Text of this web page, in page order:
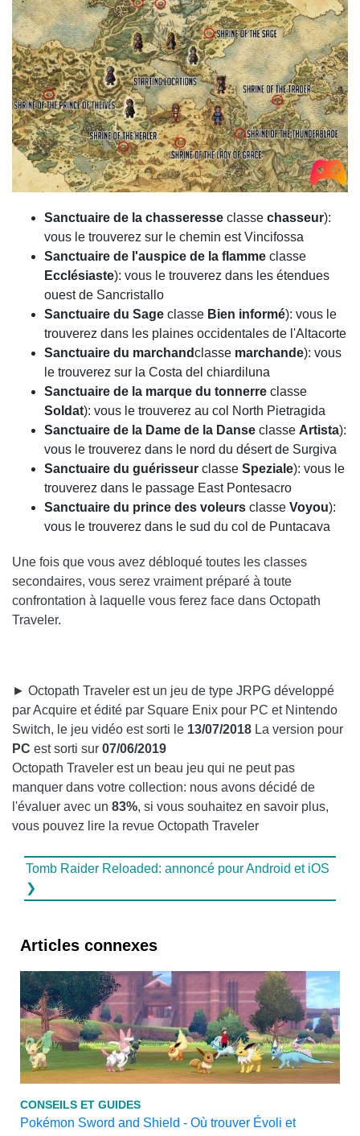
Sanctuaire de la chasseresse classe chasseur):
vous le trouverez sur le chemin est Vincifossa
Sanctuaire de l'auspice de la flamme classe
Ecclésiaste): vous le trouverez dans les étendues
ouest de Sancristallo
Sanctuaire du Sage classe Bien informé): vous le
trouverez dans les plaines occidentales de l'Altacorte
Sanctuaire du marchandclasse marchande): vous
le trouverez sur la Costa del chiardiluna
Sanctuaire de la marque du tonnerre classe
Soldat): vous le trouverez au col North Pietragida
Sanctuaire de la Dame de la Danse classe Artista):
vous le trouverez dans le nord du désert de Surgiva
Sanctuaire du guérisseur classe Speziale): vous le
trouverez dans le passage East Pontesacro
Sanctuaire du prince des voleurs classe Voyou):
vous le trouverez dans le sud du col de Puntacava
Une fois que vous avez débloqué toutes les classes
secondaires, vous serez vraiment préparé à toute
confrontation à laquelle vous ferez face dans Octopath
Traveler.
► Octopath Traveler est un jeu de type JRPG développé
par Acquire et édité par Square Enix pour PC et Nintendo
Switch, le jeu vidéo est sorti le 13/07/2018 La version pour
PC est sorti sur 07/06/2019
Octopath Traveler est un beau jeu qui ne peut pas
manquer dans votre collection: nous avons décidé de
l'évaluer avec un 83%, si vous souhaitez en savoir plus,
vous pouvez lire la revue Octopath Traveler
Tomb Raider Reloaded: annoncé pour Android et iOS
❯
Articles connexes
CONSEILS ET GUIDES
Pokémon Sword and Shield - Où trouver Évoli et